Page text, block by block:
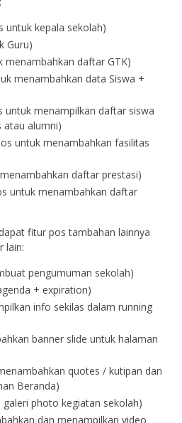
untuk kepala sekolah)
Guru)
menambahkan daftar GTK)
menambahkan data Siswa +
untuk menampilkan daftar siswa
atau alumni)
untuk menambahkan fasilitas
daftar prestasi)
untuk menambahkan daftar
fitur pos tambahan lainnya
lain:
pengumuman sekolah)
+ expiration)
info sekilas dalam running
banner slide untuk halaman
quotes / kutipan dan
Beranda)
galeri photo kegiatan sekolah)
dan menampilkan video